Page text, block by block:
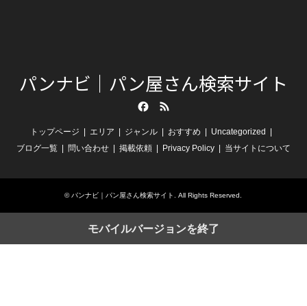
パンナビ｜パン屋さん検索サイト
トップページ エリア ジャンル おすすめ
Uncategorized
ブログ一覧
問い合わせ 掲載依頼 Privacy Policy 当サイトについて
©パンナビ｜パン屋さん検索サイト. All Rights Reserved.
モバイルバージョンを終了